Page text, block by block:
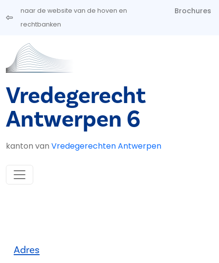
Overslaan en naar de inhoud gaan
naar de website van de hoven en
rechtbanken
Brochures
Vredegerecht
Antwerpen 6
kanton van Vredegerechten Antwerpen
Adres